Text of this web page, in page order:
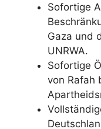
Sofortige
Gaza und
UNRWA.
Sofortige
von Rafah